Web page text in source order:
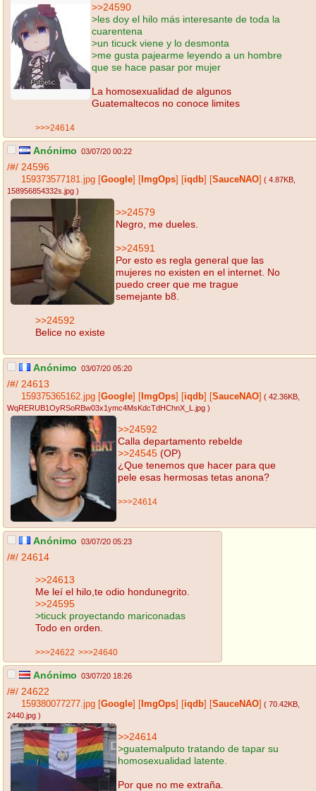
>>24590
>les doy el hilo más interesante de toda la
cuarentena
>un ticuck viene y lo desmonta
>me gusta pajearme leyendo a un hombre
que se hace pasar por mujer
La homosexualidad de algunos
Guatemaltecos no conoce limites
>>>24614
Anónimo 03/07/20 00:22
/#/ 24596
159373577181.jpg Google ImgOps iqdb SauceNAO ( 4.87KB
158956854332s.jpg )
>>24579
Negro, me dueles.
>>24591
Por esto es regla general que las
mujeres no existen en el internet. No
puedo creer que me trague
semejante b8.
>>24592
Belice no existe
Anónimo 03/07/20 05:20
/#/ 24613
159375365162.jpg Google ImgOps iqdb SauceNAO ( 42.36KB
WqRERUB1OyRSoRBw03x1ymc4MsKdcTdHChnX_L.jpg )
>>24592
Calla departamento rebelde
>>24545 (OP)
¿Que tenemos que hacer para que
pele esas hermosas tetas anona?
>>>24614
Anónimo 03/07/20 05:23
/#/ 24614
>>24613
Me leí el hilo,te odio hondunegrito.
>>24595
>ticuck proyectando mariconadas
Todo en orden.
>>>24622 >>>24640
Anónimo 03/07/20 18:26
/#/ 24622
159380077277.jpg Google ImgOps iqdb SauceNAO ( 70.42KB
2440.jpg )
>>24614
>guatemalputo tratando de tapar su
homosexualidad latente.
Por que no me extraña.